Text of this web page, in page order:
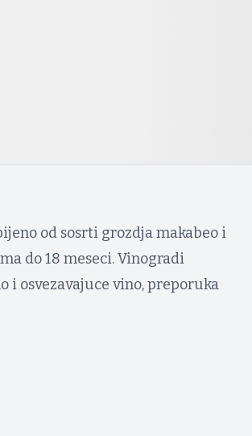
od sosrti grozdja makabeo i
do 18 meseci. Vinogradi
i osvezavajuce vino, preporuka